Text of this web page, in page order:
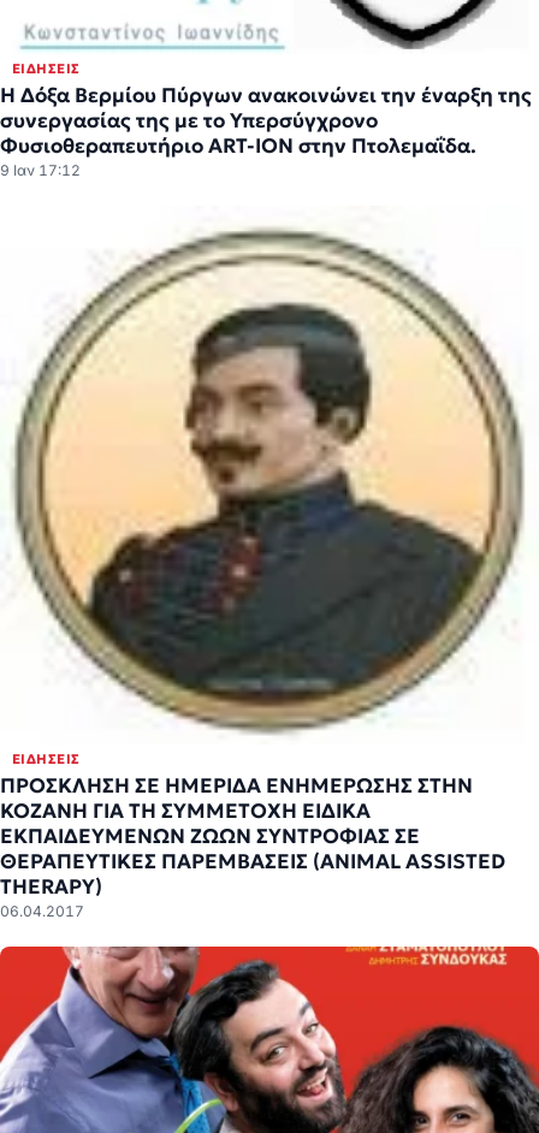
ΕΙΔΉΣΕΙΣ
Η Δόξα Βερμίου Πύργων ανακοινώνει την έναρξη της
συνεργασίας της με το Υπερσύγχρονο
Φυσιοθεραπευτήριο ART-ION στην Πτολεμαΐδα.
9 Ιαν 17:12
ΕΙΔΉΣΕΙΣ
ΠΡΟΣΚΛΗΣΗ ΣΕ ΗΜΕΡΙΔΑ ΕΝΗΜΕΡΩΣΗΣ ΣΤΗΝ
ΚΟΖΑΝΗ ΓΙΑ ΤΗ ΣΥΜΜΕΤΟΧΗ ΕΙΔΙΚΑ
ΕΚΠΑΙΔΕΥΜΕΝΩΝ ΖΩΩΝ ΣΥΝΤΡΟΦΙΑΣ ΣΕ
ΘΕΡΑΠΕΥΤΙΚΕΣ ΠΑΡΕΜΒΑΣΕΙΣ (ANIMAL ASSISTED
THERAPY)
06.04.2017